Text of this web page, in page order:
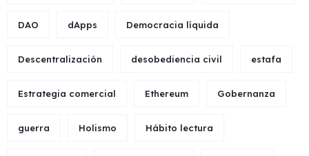
DAO dApps Democracia líquida
Descentralización desobediencia civil estafa
Estrategia comercial Ethereum Gobernanza
guerra Holismo Hábito lectura